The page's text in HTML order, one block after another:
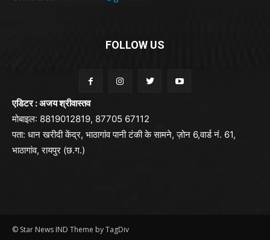
FOLLOW US
एडिटर : अजय श्रीवास्तव
मोबाइल: 8819012819, 87705 67112
पता: धान खरीदी केंद्र, भाठागांव पानी टंकी के सामने, ज़ोन 6,वार्ड नं. 61,
भाठागांव, रायपुर (छ.ग.)
© Star News IND Theme by TagDiv